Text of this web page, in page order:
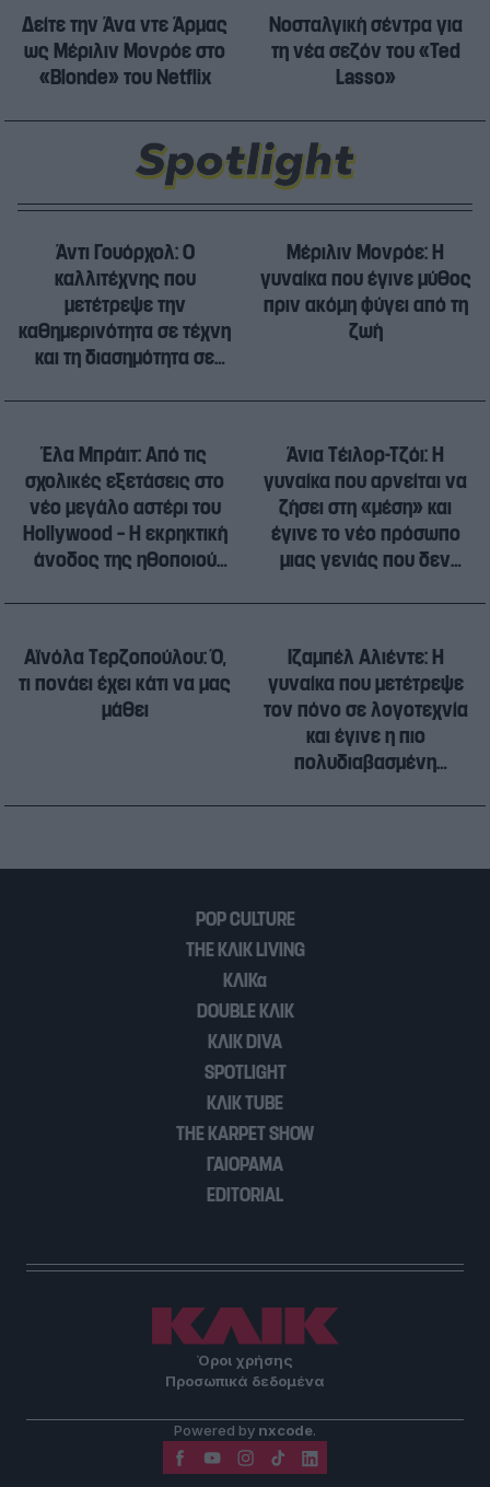
Δείτε την Άνα ντε Άρμας
ως Μέριλιν Μονρόε στο
«Blonde» του Netflix
Νοσταλγική σέντρα για
τη νέα σεζόν του «Ted
Lasso»
Άντι Γουόρχολ: Ο
καλλιτέχνης που
μετέτρεψε την
καθημερινότητα σε τέχνη
και τη διασημότητα σε
Μέριλιν Μονρόε: Η
γυναίκα που έγινε μύθος
πριν ακόμη φύγει από τη
ζωή
Έλα Μπράιτ: Από τις
σχολικές εξετάσεις στο
νέο μεγάλο αστέρι του
Hollywood – Η εκρηκτική
άνοδος της ηθοποιού
Άνια Τέιλορ-Τζόι: Η
γυναίκα που αρνείται να
ζήσει στη «μέση» και
έγινε το νέο πρόσωπο
μιας γενιάς που δεν
Αϊνόλα Τερζοπούλου: Ό,
τι πονάει έχει κάτι να μας
μάθει
Ιζαμπέλ Αλιέντε: Η
γυναίκα που μετέτρεψε
τον πόνο σε λογοτεχνία
και έγινε η πιο
πολυδιαβασμένη
ισπανόφωνου κόσμου
POP CULTURE
THE ΚΛΙΚ LIVING
ΚΛΙΚα
DOUBLE ΚΛΙΚ
ΚΛΙΚ DIVA
SPOTLIGHT
ΚΛΙΚ TUBE
THE KARPET SHOW
ΓΑΙΟΡΑΜΑ
EDITORIAL
Όροι χρήσης
Προσωπικά δεδομένα
Powered by nxcode.